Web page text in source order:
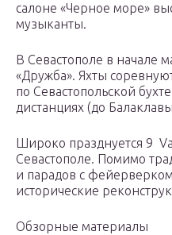
салоне «Черное море»
музыканты.
В Севастополе в начале
«Дружба». Яхты
по Севастопольской
дистанциях (до
Широко празднуется 9
Севастополе. Помимо
и парадов с
исторические
Обзорные материалы